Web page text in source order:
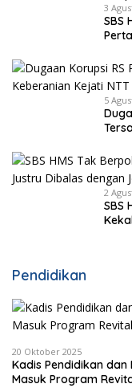
3
SBS
5
2
SBS
Pendidikan
20 Oktober 2025
Kadis Pendidikan dan
Masuk Program